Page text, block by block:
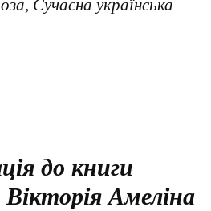
Сучасна українська
до книги
Амеліна